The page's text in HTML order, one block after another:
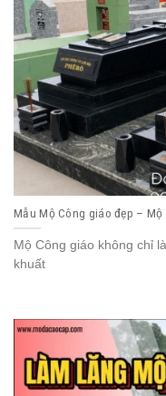
Mẫu Mộ Công giáo đẹp –
Mộ Công giáo không chỉ
khuất